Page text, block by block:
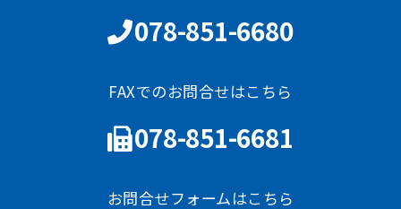
078-851-6680
FAXでのお問合せはこちら
078-851-6681
お問合せフォームはこちら